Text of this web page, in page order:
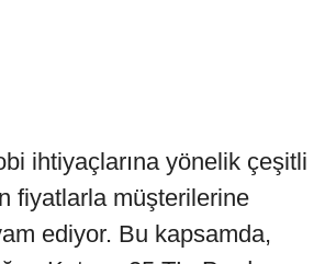
ihtiyaçlarına yönelik çeşitli
fiyatlarla müşterilerine
ediyor. Bu kapsamda,